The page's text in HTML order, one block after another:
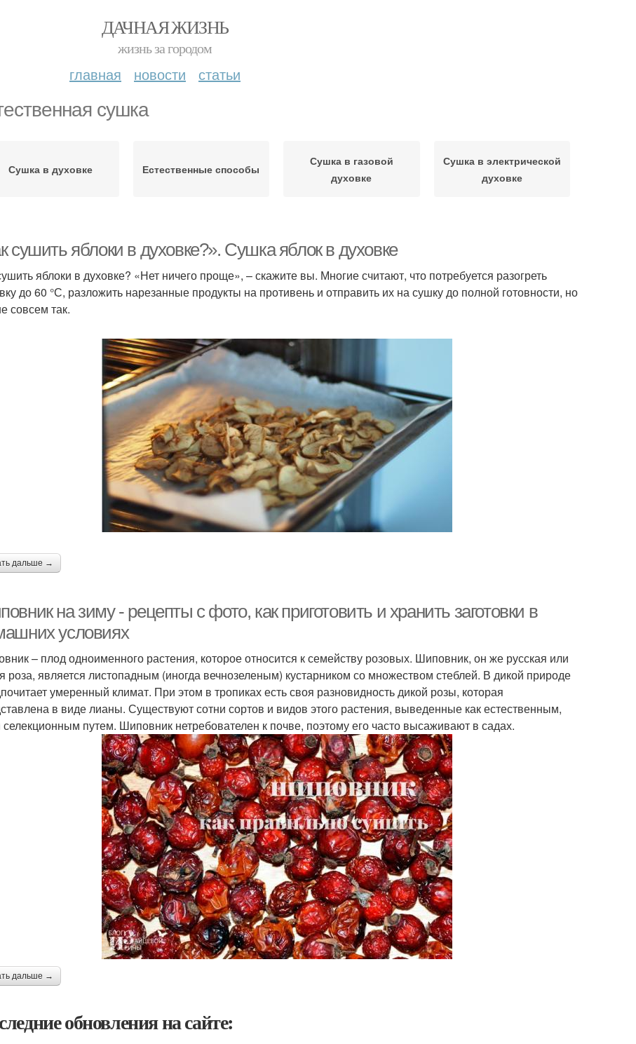
ДАЧНАЯ ЖИЗНЬ
жизнь за городом
главная новости статьи
сушка
Сушка в духовке Естественные способы
Сушка в газовой
духовке
Сушка в электрической
духовке
сушить яблоки в духовке?». Сушка яблок в духовке
яблоки в духовке? «Нет ничего проще», – скажите вы. Многие считают, что потребуется разогреть
до 60 °С, разложить нарезанные продукты на противень и отправить их на сушку до полной готовности, но
совсем так.
дальше →
на зиму - рецепты с фото, как приготовить и хранить заготовки в
условиях
– плод одноименного растения, которое относится к семейству розовых. Шиповник, он же русская или
роза, является листопадным (иногда вечнозеленым) кустарником со множеством стеблей. В дикой природе
умеренный климат. При этом в тропиках есть своя разновидность дикой розы, которая
в виде лианы. Существуют сотни сортов и видов этого растения, выведенные как естественным,
селекционным путем. Шиповник нетребователен к почве, поэтому его часто высаживают в садах.
дальше →
обновления на сайте: